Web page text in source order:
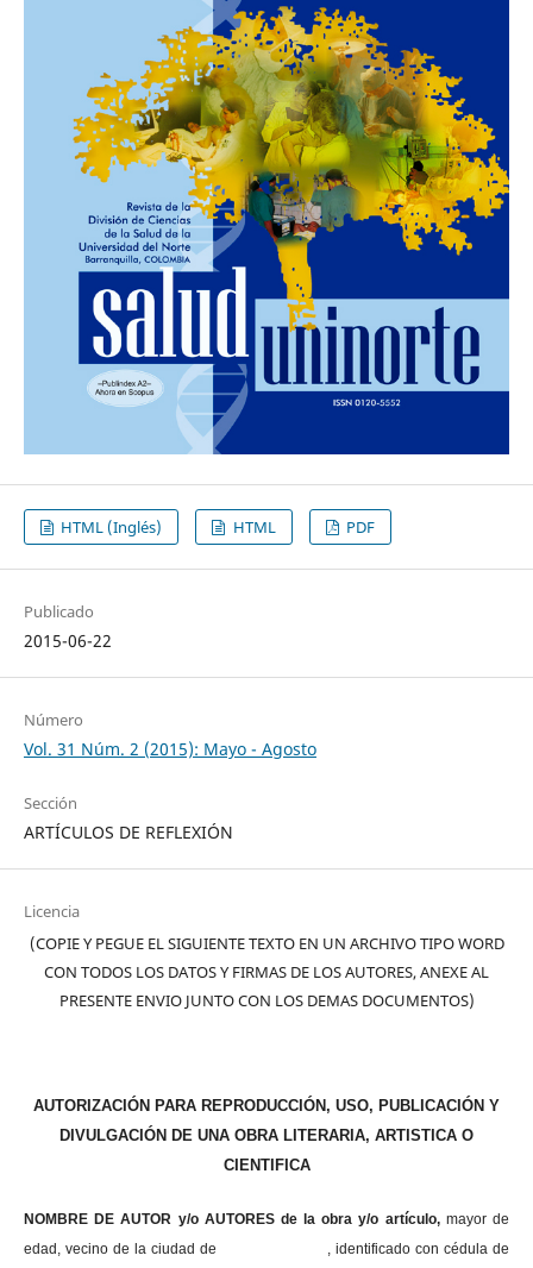
HTML (Inglés) HTML PDF
Publicado
2015-06-22
Número
Vol. 31 Núm. 2 (2015): Mayo - Agosto
Sección
ARTÍCULOS DE REFLEXIÓN
Licencia
(COPIE Y PEGUE EL SIGUIENTE TEXTO EN UN ARCHIVO TIPO WORD
CON TODOS LOS DATOS Y FIRMAS DE LOS AUTORES, ANEXE AL
PRESENTE ENVIO JUNTO CON LOS DEMAS DOCUMENTOS)
AUTORIZACIÓN PARA REPRODUCCIÓN, USO, PUBLICACIÓN Y
DIVULGACIÓN DE UNA OBRA LITERARIA, ARTISTICA O
CIENTIFICA
NOMBRE DE AUTOR y/o AUTORES de la obra y/o artículo, mayor de
edad, vecino de la ciudad de , identificado con cédula de